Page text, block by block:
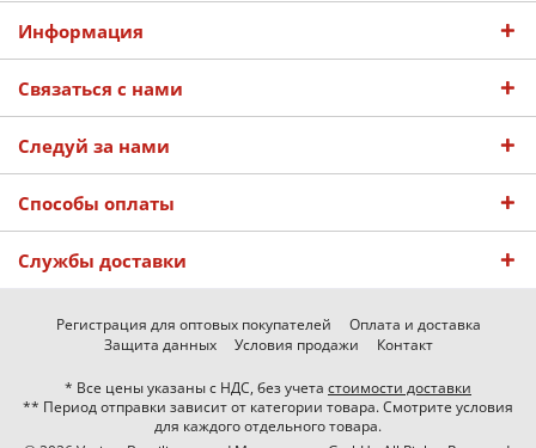
Информация
Связаться с нами
Следуй за нами
Способы оплаты
Службы доставки
Регистрация для оптовых покупателей
Оплата и доставка
Защита данных
Условия продажи Контакт
* Все цены указаны с НДС, без учета стоимости доставки
** Период отправки зависит от категории товара. Смотрите условия
для каждого отдельного товара.